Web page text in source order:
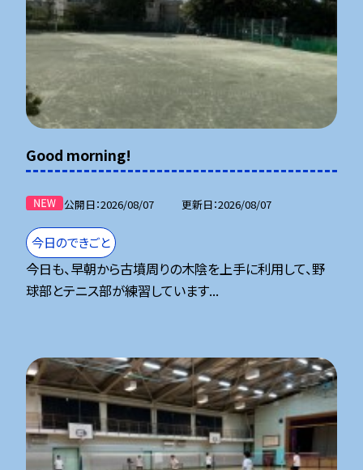
Good morning!
公開日 2026/08/07 更新日 2026/08/07
今日のできごと
今日も、早朝から古墳周りの木陰を上手に利用して、野
球部とテニス部が練習しています...